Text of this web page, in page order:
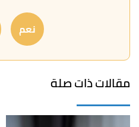
, Retrieved 13/7/2023.
↑
"How to recognize and treat a burn blister"
,
, Retrieved 13/7/2023. Edited.
نعم
مقالات ذات صلة